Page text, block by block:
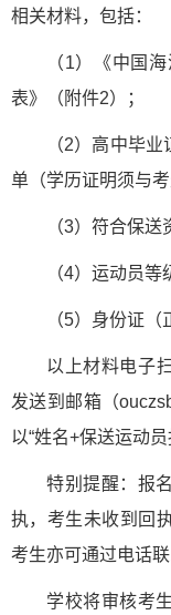
相关材料，包括：
（1）《中国
表》（附件2）；
（2）高中毕
单（学历证明须与
（3）符合保送
（4）运动员等
（5）身份证（
以上材料电子
发送到邮箱（
以“姓名+保送运动员
特别提醒：报
执，考生未收到回
考生亦可通过电话
学校将审核考